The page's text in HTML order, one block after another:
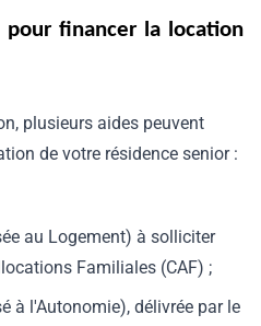
pour financer la location
plusieurs aides peuvent
de votre résidence senior :
au Logement) à solliciter
Familiales (CAF) ;
à l'Autonomie), délivrée par le